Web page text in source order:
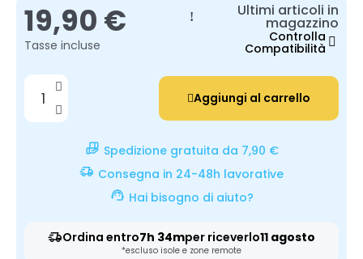
19,90 €
Tasse incluse
Ultimi articoli in
magazzino
Controlla
Compatibilità
Aggiungi al carrello
Spedizione gratuita da 7,90 €
Consegna in 24-48h lavorative
Hai bisogno di aiuto?
Ordina entro7h 34mper riceverlo11 agosto
*escluso isole e zone remote